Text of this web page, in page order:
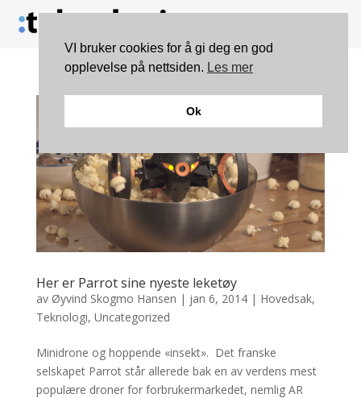
Her er Parrot sine nyeste leketøy
av Øyvind Skogmo Hansen | jan 6, 2014| Hovedsak,
Teknologi, Uncategorized
Minidrone og hoppende «insekt». Det franske
selskapet Parrot står allerede bak en av verdens mest
populære droner for forbrukermarkedet, nemlig AR
VI bruker cookies for å gi deg en god
opplevelse på nettsiden. Les mer
Ok